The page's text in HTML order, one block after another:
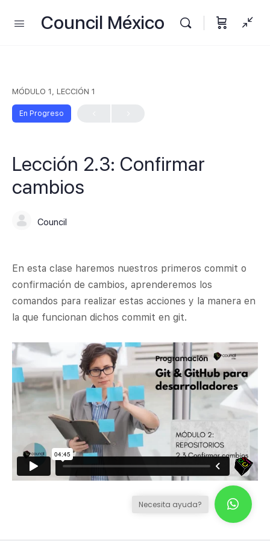
Council México
MÓDULO 1, LECCIÓN 1
En Progreso
Lección 2.3: Confirmar
cambios
Council
En esta clase haremos nuestros primeros commit o
confirmación de cambios, aprenderemos los
comandos para realizar estas acciones y la manera en
la que funcionan dichos commit en git.
Necesita ayuda?